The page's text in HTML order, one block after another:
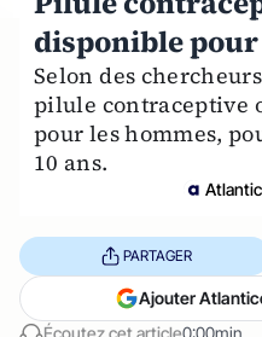
disponible pour
Selon des
pilule contraceptive
pour les hommes,
10 ans.
Écoutez cet article0:00min
PARTAGER
Ajouter